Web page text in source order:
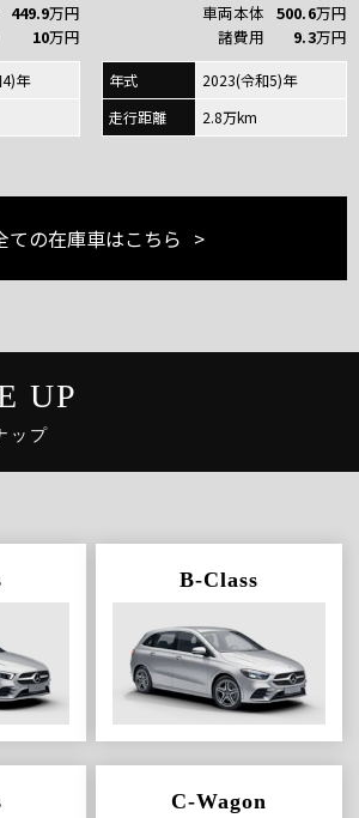
449.9万円
10万円
年
車両本体 500.6万円
諸費用
9.3万円
年式
2023(令和5)年
走行距離
2.8万km
ての在庫車はこちら
UP
ップ
B-Class
C-Wagon